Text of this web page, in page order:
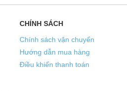
CHÍNH SÁCH
Chính sách vận chuyển
Hướng dẫn mua hàng
Điều khiển thanh toán